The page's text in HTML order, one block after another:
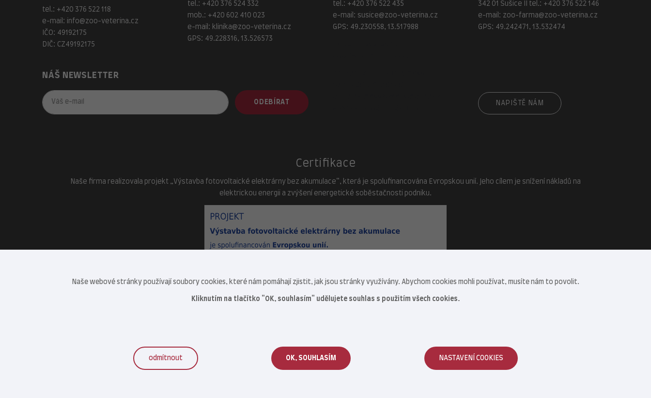
tel.: +420 376 522 118
e-mail:
info@zoo-veterina.cz
IČO: 49192175
DIČ: CZ49192175
tel.: +420 376 524 332
mob.: +420 602 410 023
e-mail: klinika@zoo-veterina.cz
GPS: 49.228316, 13.526573
NÁŠ NEWSLETTER
ODEBÍRAT
tel.: +420 376 522 435
e-mail: susice@zoo-veterina.cz
GPS: 49.230558, 13.517988
342 01 Sušice II tel.: +420 376 522 146
e-mail: zoo-farma@zoo-veterina.cz
GPS: 49.242471, 13.532474
NAPIŠTĚ NÁM
Certifikace
Naše firma realizovala projekt „Výstavba fotovoltaické elektrárny bez akumulace“, která je spolufinancována Evropskou unií. Jeho cílem je snížení nákladů na
elektrickou energii a zvýšení energetické soběstačnosti podniku.
Naše webové stránky používají soubory cookies, které nám pomáhají zjistit, jak jsou stránky využívány. Abychom cookies mohli používat, musíte nám to povolit.
Kliknutím na tlačítko "OK, souhlasím" udělujete souhlas s použitím všech cookies.
odmítnout OK, SOUHLASÍM NASTAVENÍ COOKIES